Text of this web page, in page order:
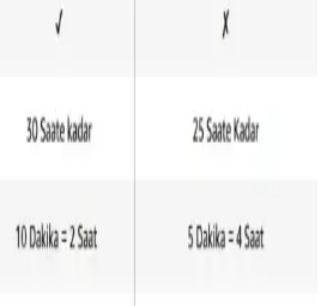
ömrü ve tasarım özellikleri detaylı
popülerlik kazanırken,
kullanıcıların ihtiyaçlarına göre tercih